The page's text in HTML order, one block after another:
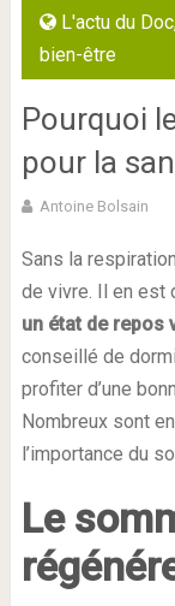
L'actu du Doc
bien-être
Pourquoi
pour la
Antoine Bolsain
Sans la
de vivre. Il en est
un état de repos
conseillé de
profiter d’une
Nombreux sont
l’importance du
Le